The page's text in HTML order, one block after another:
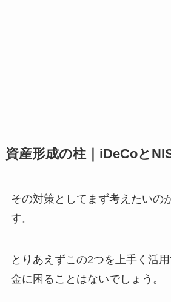
資産形成の柱｜iDeCoと
その対策としてまず考えたいの
す。
とりあえずこの2つを上手く活
金に困ることはないでしょう。